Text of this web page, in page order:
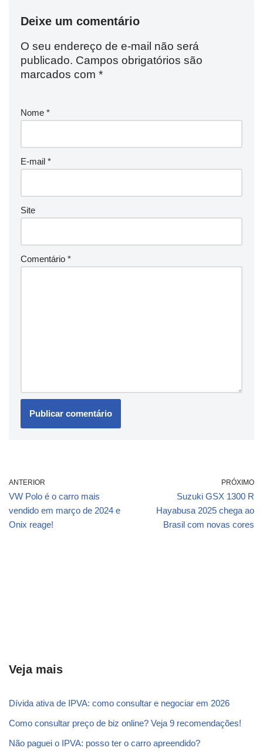
Deixe um comentário
O seu endereço de e-mail não será
publicado. Campos obrigatórios são
marcados com *
Nome *
E-mail *
Site
Comentário *
ANTERIOR
VW Polo é o carro mais
vendido em março de 2024 e
Onix reage!
PRÓXIMO
Suzuki GSX 1300 R
Hayabusa 2025 chega ao
Brasil com novas cores
Veja mais
Dívida ativa de IPVA: como consultar e negociar em 2026
Como consultar preço de biz online? Veja 9 recomendações!
Não paguei o IPVA: posso ter o carro apreendido?